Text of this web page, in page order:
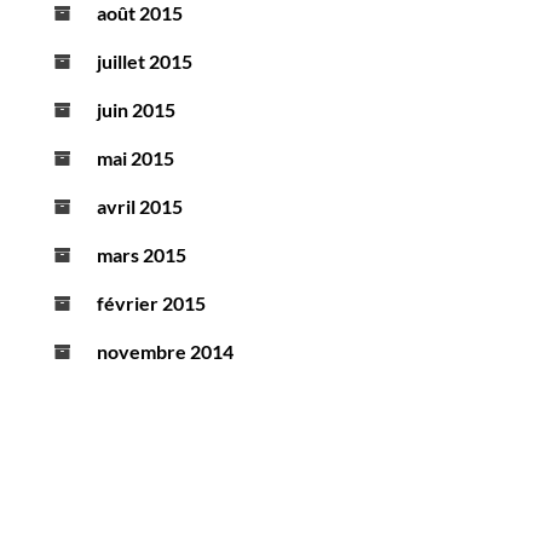
août 2015
juillet 2015
juin 2015
mai 2015
avril 2015
mars 2015
février 2015
novembre 2014